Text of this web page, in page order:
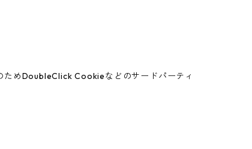
めDoubleClick Cookieなどのサードパーティ